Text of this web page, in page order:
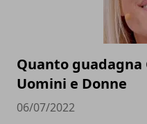
Quanto guadagna
Uomini e Donne
06/07/2022